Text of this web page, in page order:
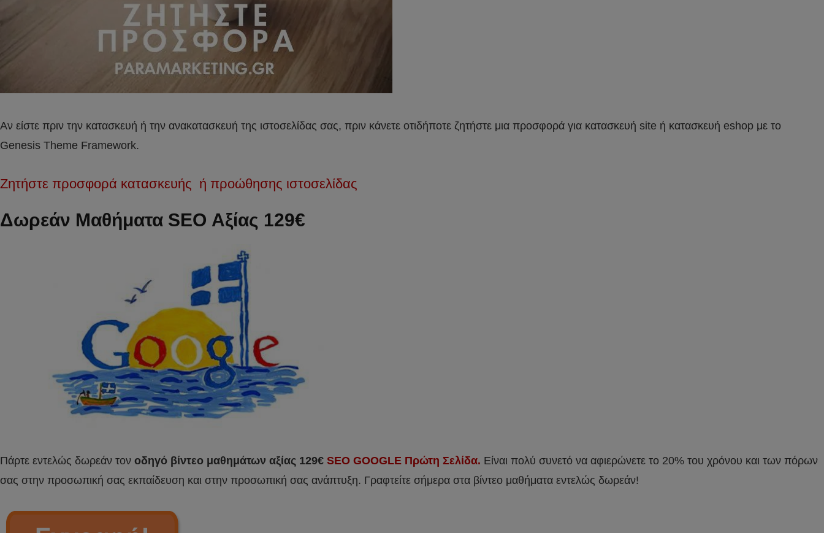
Αν είστε πριν την κατασκευή ή την ανακατασκευή της ιστοσελίδας σας, πριν κάνετε οτιδήποτε ζητήστε μια προσφορά για κατασκευή site ή κατασκευή eshop με το
Genesis Theme Framework.
Ζητήστε προσφορά κατασκευής ή προώθησης ιστοσελίδας
Δωρεάν Μαθήματα SEO Αξίας 129€
Πάρτε εντελώς δωρεάν τον οδηγό βίντεο μαθημάτων αξίας 129€ SEO GOOGLE Πρώτη Σελίδα. Είναι πολύ συνετό να αφιερώνετε το 20% του χρόνου και των πόρων
σας στην προσωπική σας εκπαίδευση και στην προσωπική σας ανάπτυξη. Γραφτείτε σήμερα στα βίντεο μαθήματα εντελώς δωρεάν!